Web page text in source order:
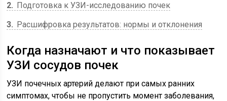
2
Подготовка к УЗИ-исследованию почек
3
Расшифровка результатов: нормы и отклонения
Когда назначают и что показывает
УЗИ сосудов почек
УЗИ почечных артерий делают при самых ранних
симптомах, чтобы не пропустить момент заболевания,